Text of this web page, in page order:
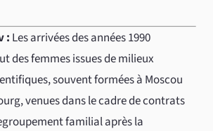
: Les arrivées des années 1990
des femmes issues de milieux
souvent formées à Moscou
venues dans le cadre de contrats
familial après la